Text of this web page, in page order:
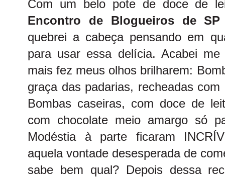
Com um belo pote de doce de
Encontro de Blogueiros de
quebrei a cabeça pensando em
para usar essa delícia. Acabei
mais fez meus olhos brilharem:
graça das padarias, recheadas
Bombas caseiras, com doce de
com chocolate meio amargo só
Modéstia à parte ficaram
aquela vontade desesperada de
sabe bem qual? Depois dessa